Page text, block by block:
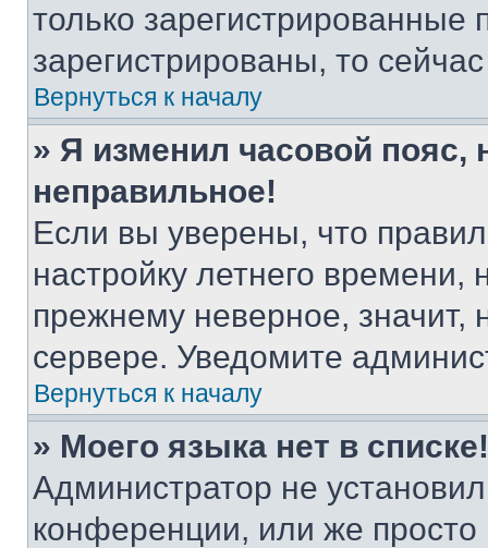
только
зарегистрированы, то
Вернуться к началу
» Я изменил часовой пояс,
неправильное!
Если вы уверены, что
настройку летнего
прежнему неверное, значит,
сервере. Уведомите
Вернуться к началу
» Моего языка нет в списке!
Администратор не
конференции, или же